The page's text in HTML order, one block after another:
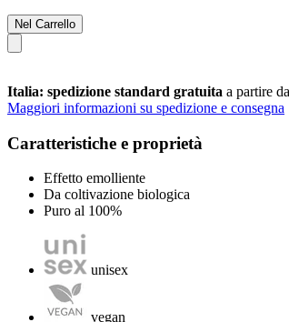
Nel Carrello
Italia: spedizione standard gratuita a partire
Maggiori informazioni su spedizione e consegna
Caratteristiche e proprietà
Effetto emolliente
Da coltivazione biologica
Puro al 100%
unisex
vegan